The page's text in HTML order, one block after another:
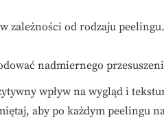
zależności od rodzaju peelingu.
nadmiernego
wpływ na wygląd i
aby po każdym peelingu